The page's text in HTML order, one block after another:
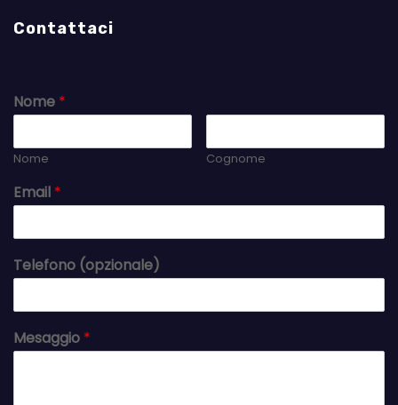
Contattaci
Nome *
Nome Cognome
Email *
Telefono (opzionale)
Mesaggio *